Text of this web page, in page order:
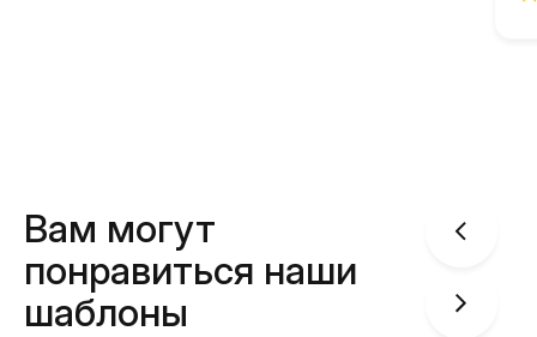
Вам могут
понравиться наши
шаблоны